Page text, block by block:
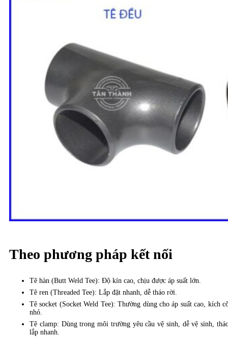
Theo phương pháp kết nối
Tê hàn (Butt Weld Tee): Độ kín cao, chịu được áp suất lớn.
Tê ren (Threaded Tee): Lắp đặt nhanh, dễ tháo rời.
Tê socket (Socket Weld Tee): Thường dùng cho áp suất cao, kích
nhỏ.
Tê clamp: Dùng trong môi trường yêu cầu vệ sinh, dễ vệ sinh,
lắp nhanh.